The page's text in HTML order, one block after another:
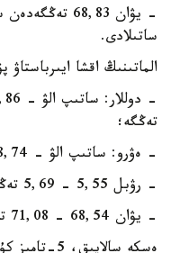
ساتىلادى.
الماتىنىڭ اقشا ايىرباستاۋ
تەڭگە؛
- ەۋرو: ساتىپ الۋ - 538,74 تەڭگە، ساتۋ - 543,88 تەڭگە؛
- رۋبل 5,55 - 5,69 تەڭگە ارالىعىندا ساۋدالانادى.
- يۋان 68,54 - 71,08 تەڭگە ارالىعىندا ساۋدالانىپ جاتىر.